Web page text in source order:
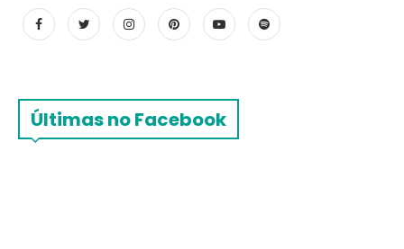
Últimas no Facebook